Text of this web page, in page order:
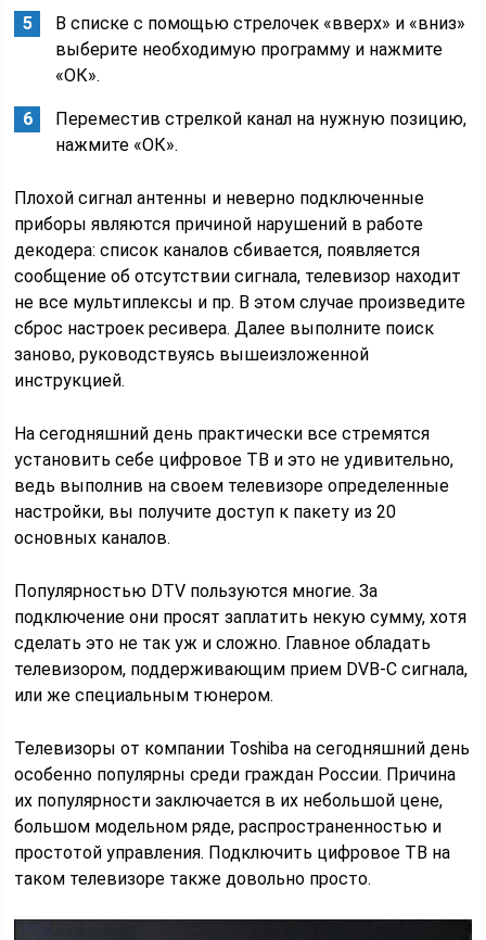
В списке с помощью стрелочек «вверх» и «вниз»
выберите необходимую программу и нажмите
«ОК».
Переместив стрелкой канал на нужную позицию,
нажмите «ОК».
Плохой сигнал антенны и неверно подключенные
приборы являются причиной нарушений в работе
декодера: список каналов сбивается, появляется
сообщение об отсутствии сигнала, телевизор находит
не все мультиплексы и пр. В этом случае произведите
сброс настроек ресивера. Далее выполните поиск
заново, руководствуясь вышеизложенной
инструкцией.
На сегодняшний день практически все стремятся
установить себе цифровое ТВ и это не удивительно,
ведь выполнив на своем телевизоре определенные
настройки, вы получите доступ к пакету из 20
основных каналов.
Популярностью DTV пользуются многие. За
подключение они просят заплатить некую сумму, хотя
сделать это не так уж и сложно. Главное обладать
телевизором, поддерживающим прием DVB-C сигнала,
или же специальным тюнером.
Телевизоры от компании Toshiba на сегодняшний день
особенно популярны среди граждан России. Причина
их популярности заключается в их небольшой цене,
большом модельном ряде, распространенностью и
простотой управления. Подключить цифровое ТВ на
таком телевизоре также довольно просто.